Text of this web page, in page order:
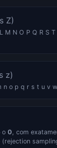
Z)
M N O P Q R S
z)
n o p q r s t u v
o 0, com